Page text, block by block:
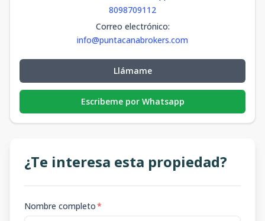
8098709112
Correo electrónico:
info@puntacanabrokers.com
Llámame
Escribeme por Whatsapp
¿Te interesa esta propiedad?
Nombre completo*